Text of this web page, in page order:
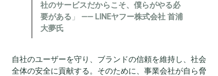
社のサービスだからこそ、僕らがやる必
要がある 」 —— LINEヤフー株式会社 首浦
大夢氏
自社のユーザーを守り、ブランドの信頼を維持し、社会
全体の安全に貢献する。そのために、事業会社が自ら脅